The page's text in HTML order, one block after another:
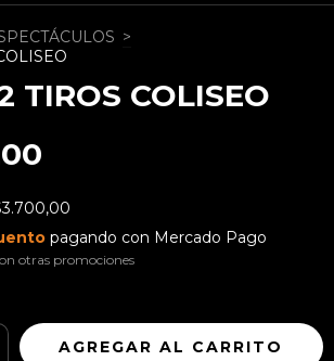
>
TIROS COLISEO
pagando con Mercado Pago
otras promociones